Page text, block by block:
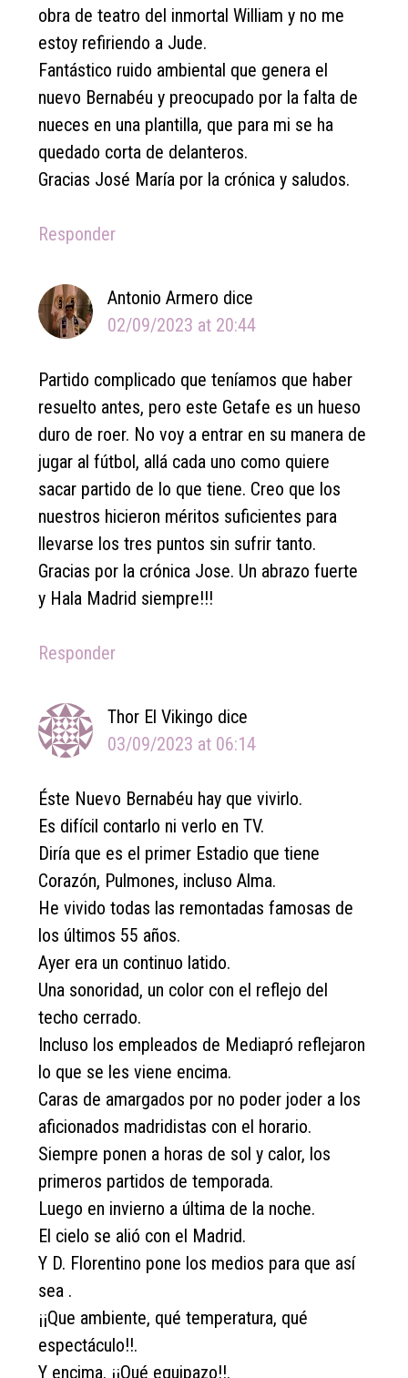
obra de teatro del inmortal William y no me
estoy refiriendo a Jude.
Fantástico ruido ambiental que genera el
nuevo Bernabéu y preocupado por la falta de
nueces en una plantilla, que para mi se ha
quedado corta de delanteros.
Gracias José María por la crónica y saludos.
Responder
Antonio Armero dice
02/09/2023 at 20:44
Partido complicado que teníamos que haber
resuelto antes, pero este Getafe es un hueso
duro de roer. No voy a entrar en su manera de
jugar al fútbol, allá cada uno como quiere
sacar partido de lo que tiene. Creo que los
nuestros hicieron méritos suficientes para
llevarse los tres puntos sin sufrir tanto.
Gracias por la crónica Jose. Un abrazo fuerte
y Hala Madrid siempre!!!
Responder
Thor El Vikingo dice
03/09/2023 at 06:14
Éste Nuevo Bernabéu hay que vivirlo.
Es difícil contarlo ni verlo en TV.
Diría que es el primer Estadio que tiene
Corazón, Pulmones, incluso Alma.
He vivido todas las remontadas famosas de
los últimos 55 años.
Ayer era un continuo latido.
Una sonoridad, un color con el reflejo del
techo cerrado.
Incluso los empleados de Mediapró reflejaron
lo que se les viene encima.
Caras de amargados por no poder joder a los
aficionados madridistas con el horario.
Siempre ponen a horas de sol y calor, los
primeros partidos de temporada.
Luego en invierno a última de la noche.
El cielo se alió con el Madrid.
Y D. Florentino pone los medios para que así
sea .
¡¡Que ambiente, qué temperatura, qué
espectáculo!!.
Y encima. ¡¡Qué equipazo!!.